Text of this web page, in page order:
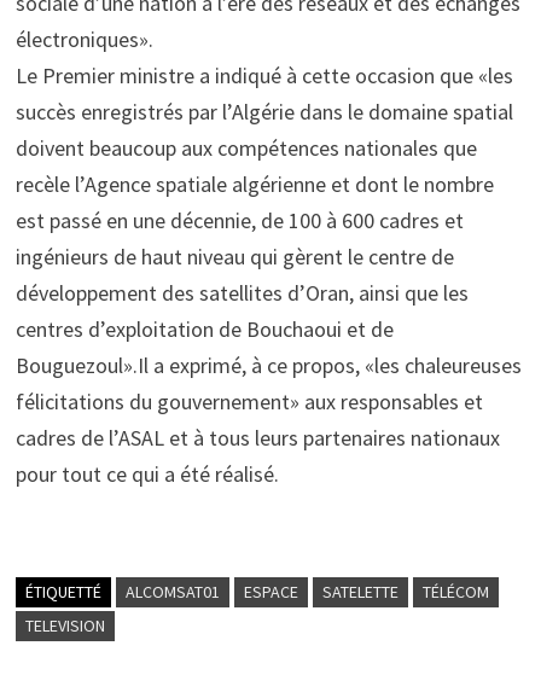
électroniques».
Le Premier ministre a indiqué à cette occasion que «les
succès enregistrés par l’Algérie dans le domaine spatial
doivent beaucoup aux compétences nationales que
recèle l’Agence spatiale algérienne et dont le nombre
est passé en une décennie, de 100 à 600 cadres et
ingénieurs de haut niveau qui gèrent le centre de
développement des satellites d’Oran, ainsi que les
centres d’exploitation de Bouchaoui et de
Bouguezoul».Il a exprimé, à ce propos, «les chaleureuses
félicitations du gouvernement» aux responsables et
cadres de l’ASAL et à tous leurs partenaires nationaux
pour tout ce qui a été réalisé.
ÉTIQUETTÉ ALCOMSAT01 ESPACE SATELETTE
TÉLÉCOM
TELEVISION